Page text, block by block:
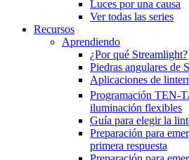
Luces por una causa
Ver todas las series
Recursos
Aprendiendo
¿Por qué Streamlight?
Piedras angulares de
Aplicaciones de
Programación TEN-
iluminación flexibles
Guía para elegir la
Preparación para
primera respuesta